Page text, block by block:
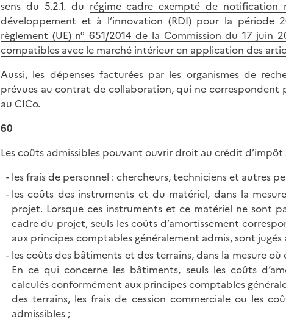
sens du 5.2.1. du régime cadre exempté de notification
développement et à l’innovation (RDI) pour la période
règlement (UE) n° 651/2014 de la Commission du 17 juin
compatibles avec le marché intérieur en application des
Aussi, les dépenses facturées par les organismes de
prévues au contrat de collaboration, qui ne correspondent
au CICo.
60
Les coûts admissibles pouvant ouvrir droit au crédit d’impôt
les frais de personnel : chercheurs, techniciens et autres
les coûts des instruments et du matériel, dans la
projet. Lorsque ces instruments et ce matériel ne sont
cadre du projet, seuls les coûts d’amortissement
aux principes comptables généralement admis, sont jugés
les coûts des bâtiments et des terrains, dans la mesure
En ce qui concerne les bâtiments, seuls les coûts
calculés conformément aux principes comptables
des terrains, les frais de cession commerciale ou les
admissibles ;